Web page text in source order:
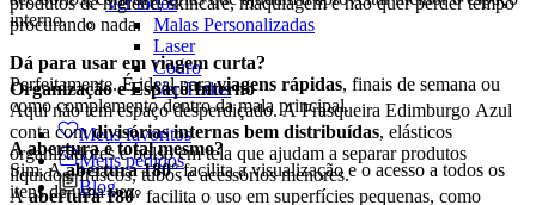
Malas Personalizadas
Laser
Couro
Ver Todos
Meus favoritos
Meus pedidos
Blog
procurando nada.
Organização e Espaço Interno
Aqui não tem espaço desperdiçado. A Frasqueira Edimburgo Azul
conta comdivisórias internas bem distribuídas, elásticos
organizadores e bolso em tela que ajudam a separar produtos
líquidos, frascos, tubos e acessórios menores.
Aabertura 180° facilita o uso em superfícies pequenas, como
interno.
Dá para usar em viagem curta?
Perfeitamente. É ideal paraviagens rápidas, finais de semana ou
como complemento dentro da mala principal.
A abertura é total mesmo?
Sim. Aabertura 180°facilita a visualização e o acesso a todos os
itens de uma vez.